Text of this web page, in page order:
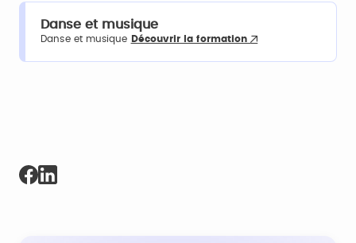
Danse et musique
Danse et musique Découvrir la formation